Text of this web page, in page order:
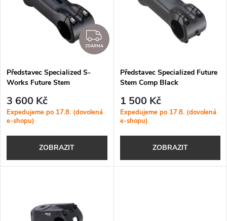
p
r
o
d
Abecedně
s
p
r
o
d
ZDARMA
ZDARMA
Představec Specialized S-
Works Future Stem
3 600 Kč
Expedujeme po 17.8. (dovolená
e-shopu)
ZOBRAZIT
Představec Specialized Future
Stem Comp Black
1 500 Kč
Expedujeme po 17.8. (dovolená
e-shopu)
ZOBRAZIT